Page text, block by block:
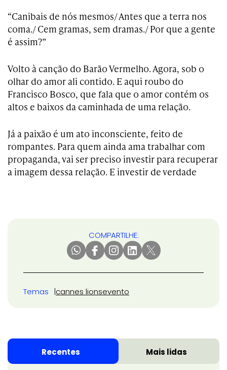
“Canibais de nós mesmos/ Antes que a terra nos
coma./ Cem gramas, sem dramas./ Por que a gente
é assim?”
Volto à canção do Barão Vermelho. Agora, sob o
olhar do amor ali contido. E aqui roubo do
Francisco Bosco, que fala que o amor contém os
altos e baixos da caminhada de uma relação.
Já a paixão é um ato inconsciente, feito de
rompantes. Para quem ainda ama trabalhar com
propaganda, vai ser preciso investir para recuperar
a imagem dessa relação. E investir de verdade
COMPARTILHE:
Temas cannes lionsevento
Recentes Mais lidas